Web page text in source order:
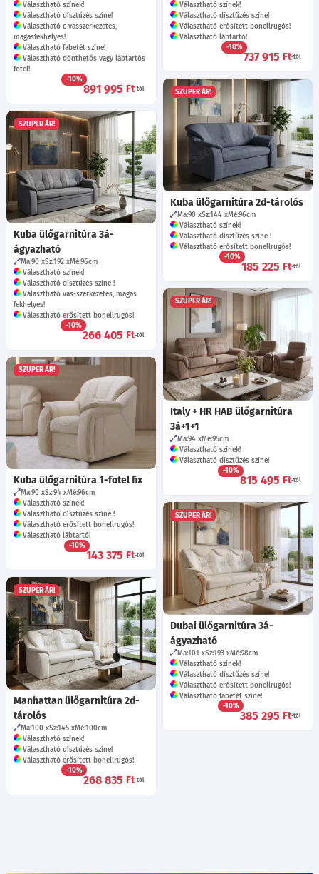
Választható színek!
Választható dísztűzés színe!
Választható c vasszerkezetes,
magasfekhelyes!
Választható fabetét színe!
Választható dönthetős vagy lábtartós
fotel!
-10%
891 995 Ft-tól
Választható színek!
Választható dísztűzés színe!
Választható erősített bonellrugós!
Választható lábtartó!
-10%
737 915 Ft-tól
SZUPER ÁR!
Kuba ülőgarnitúra 2d-tárolós
Ma:90 Sz:144 Mé:96cm
Választható színek!
Választható dísztűzés színe !
Választható erősített bonellrugós!
-10%
185 225 Ft-tól
SZUPER ÁR!
Kuba ülőgarnitúra 3á-
ágyazható
Ma:90 Sz:192 Mé:96cm
Választható színek!
Választható dísztűzés színe !
Választható vas-szerkezetes, magas
fekhelyes!
Választható erősített bonellrugós!
-10%
266 405 Ft-tól
SZUPER ÁR!
Italy + HR HAB ülőgarnitúra
3á+1+1
Ma:94 Mé:95cm
Választható színek!
Választható dísztűzés színe!
-10%
815 495 Ft-tól
SZUPER ÁR!
Kuba ülőgarnitúra 1-fotel fix
Ma:90 Sz:94 Mé:96cm
Választható színek!
Választható dísztűzés színe !
Választható erősített bonellrugós!
Választható lábtartó!
-10%
143 375 Ft-tól
SZUPER ÁR!
Dubai ülőgarnitúra 3á-
ágyazható
Ma:101 Sz:193 Mé:98cm
Választható színek!
Választható dísztűzés színe!
Választható erősített bonellrugós!
Választható fabetét színe!
-10%
385 295 Ft-tól
SZUPER ÁR!
Manhattan ülőgarnitúra 2d-
tárolós
Ma:100 Sz:145 Mé:100cm
Választható színek!
Választható dísztűzés színe!
Választható erősített bonellrugós!
-10%
268 835 Ft-tól